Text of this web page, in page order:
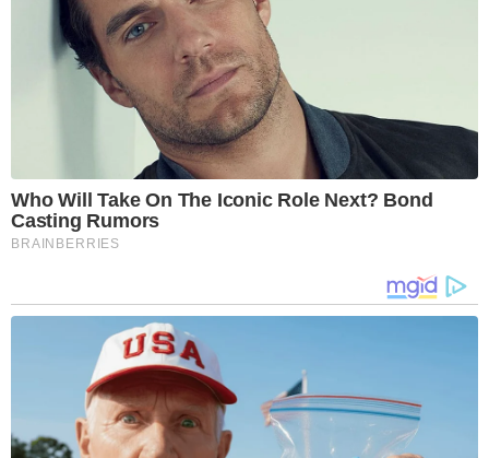
Who Will Take On The Iconic Role Next? Bond
Casting Rumors
BRAINBERRIES